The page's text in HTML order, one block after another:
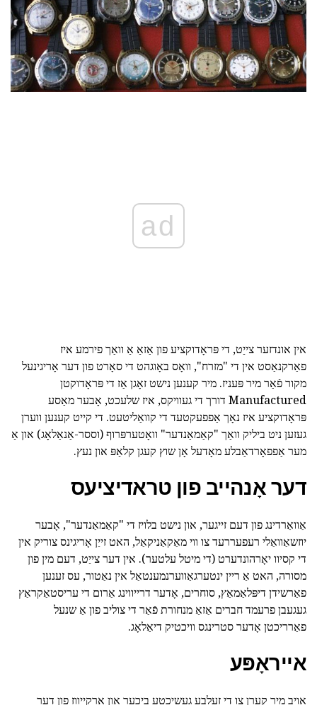
ad
אין אונדזער צייַט, די פּראָדוקציע פון אַזאַ אַ וואַך פירמע איז
פאַרקנאַסט אין די "מזרח", וואָס באָוגהט די סאָרט פון דער אָריגינעל
מקור פֿאַר מיר פּעניז. מיר קענען נישט זאָגן אַז די פּראָדוקטן
Manufactured דורך די געוויקס, איז שלעכט, אָבער מאַסע
פּראָדוקציע איז נאָך אַפפעקטעד די קוואַליטעט. די קייט קענען ווערן
געזען ניט ביליק וואַך "קאַמאַנדער" וואָטערפּרוף (וססר-אַנאַלאָג) און אַ
מער אַפפאָרדאַבלע מאָדעל אָן שוץ קעגן קלאַפּ און נעץ.
דער אָנהייב פון טראדיציעס
אַוואַרדינג פון דעם זייגער, און נישט בלויז די "קאַמאַנדער", אָבער
יוזשאַוואַלי רעפעררעד צו ווי מאַקאַניקאַל, האט זייַן אָריגינס צוריק אין
די קסיוו יאָרהונדערט (די מיטל עלטער). אין דער צייַט, דעם מין פון
מסורה, האט אַ ריין ינטערגאַווערנמענטאַל אין נאַטור, עס זענען
פאַרשידן דיפּלאַמאַץ, סוחרים, אָדער דרייווינג אַרום די עריסטאַקראַץ
געגעבן פרעמד חברים אַזאַ מנחורת פֿאַר די צוליב פון אַ שנעל
פאַרריכטן אָדער סטרינגס וויכטיק דיאַלאָג.
אייראָפּע
אויב מיר קערן צו די זעלבע געשיכטע ביכער און אַרקייווז פון דער